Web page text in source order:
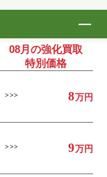
08月の強化買取
特別価格
8万円
9万円